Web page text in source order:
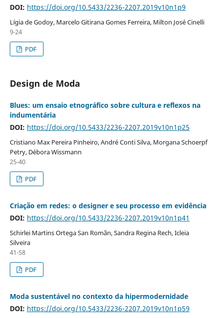
DOI: https://doi.org/10.5433/2236-2207.2019v10n1p9
Lígia de Godoy, Marcelo Gitirana Gomes Ferreira, Milton José Cinelli
9-24
PDF
Design de Moda
Blues: um ensaio etnográfico sobre cultura e reflexos na
indumentária
DOI: https://doi.org/10.5433/2236-2207.2019v10n1p25
Cristiano Max Pereira Pinheiro, André Conti Silva, Morgana Schoerpf
Petry, Débora Wissmann
25-40
PDF
Criação em redes: o designer e seu processo em evidência
DOI: https://doi.org/10.5433/2236-2207.2019v10n1p41
Schirlei Martins Ortega San Romãn, Sandra Regina Rech, Icleia
Silveira
41-58
PDF
Moda sustentável no contexto da hipermodernidade
DOI: https://doi.org/10.5433/2236-2207.2019v10n1p59